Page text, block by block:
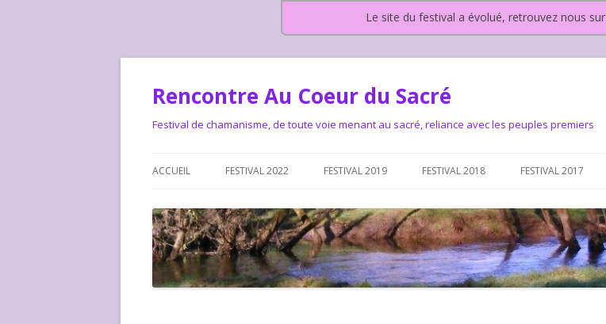
Le site du festival a évolué, retrouvez nous sur
Rencontre Au Coeur du Sacré
Festival de chamanisme, de toute voie menant au sacré, reliance avec les peuples premiers
ACCUEIL
LA CHARTE DU FESTIVAL
LE FESTIVAL DEPUIS 2015 – QUI
SOMMES-NOUS ?
LE FESTIVAL DEPUIS 2015…OU
ALLONS-NOUS ?
FESTIVAL 2022 FESTIVAL 2019 FESTIVAL 2018 FESTIVAL 2017